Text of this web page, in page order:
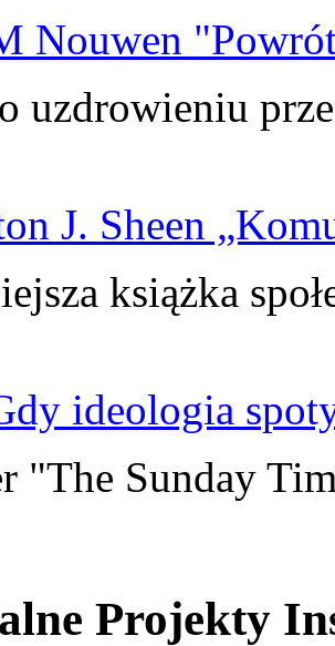
Nouwen
uzdrowieniu
J. Sheen
książka
ideologia
"The Sunday
Projekty